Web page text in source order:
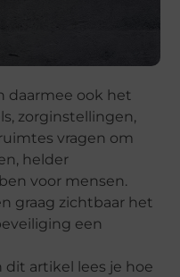
daarmee ook het
zorginstellingen,
vragen om
helder
voor mensen.
graag zichtbaar het
een
artikel lees je hoe